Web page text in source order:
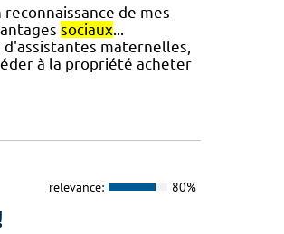
de mes
sociaux...
d'assistantes maternelles,
à la propriété acheter
relevance: 80%